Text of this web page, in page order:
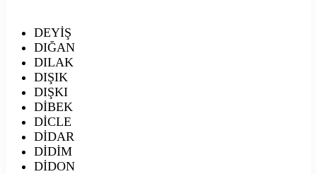
DEYİŞ
DIĞAN
DILAK
DIŞIK
DIŞKI
DİBEK
DİCLE
DİDAR
DİDİM
DİDON